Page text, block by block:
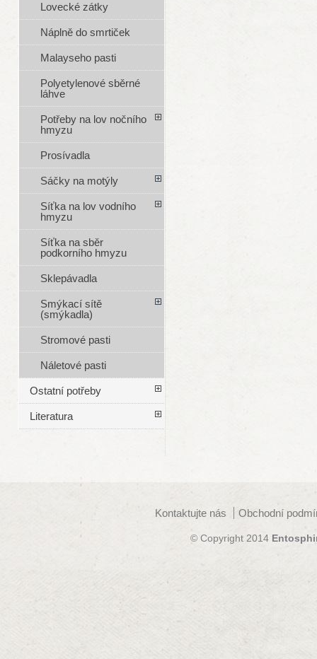
Lovecké zátky
Náplně do smrtiček
Malayseho pasti
Polyetylenové sběrné
láhve
Potřeby na lov nočního
hmyzu
Prosívadla
Sáčky na motýly
Síťka na lov vodního
hmyzu
Síťka na sběr
podkorního hmyzu
Sklepávadla
Smýkací sítě
(smýkadla)
Stromové pasti
Náletové pasti
Ostatní potřeby
Literatura
Kontaktujte nás Obchodní
© Copyright 2014